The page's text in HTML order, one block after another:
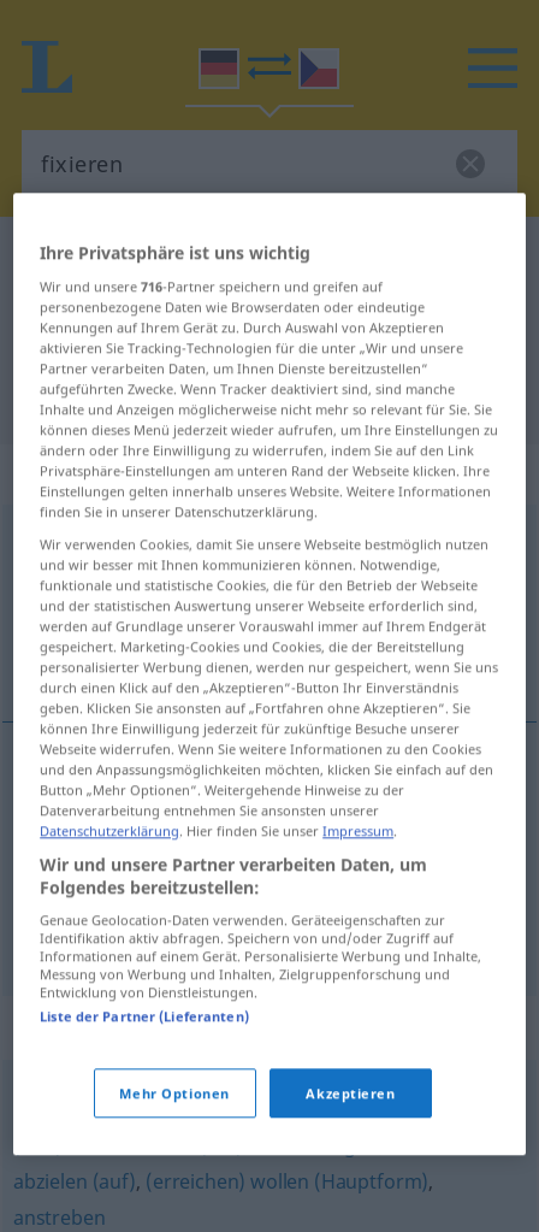
Deutsch-Tschechisch Wörterbuch
Deutsch-Tschechisch Übersetzung
für "fixieren"
"fixieren" Tschechisch Übersetzung
„fixieren“
fixieren <ohnege;haben>
Übersicht aller Übersetzungen
(Für mehr Details die Übersetzung anklicken/antippen)
upevňovat, stanovovat, ustalovat
upevňovat<-nit> fixierenbefestigen
stanovovat<-novit> festlegen
ustalovat<ustálit> fixieren
Synonyme für "fixieren"
vorhaben anpeilen bezwecken (zu tun) gedenken
abzielen (auf), (erreichen) wollen (Hauptform),
anstreben
Ihre Privatsphäre ist uns wichtig
Wir und unsere716-Partner speichern und greifen auf
personenbezogene Daten wie Browserdaten oder eindeutige
Kennungen auf Ihrem Gerät zu. Durch Auswahl von Akzeptieren
aktivieren Sie Tracking-Technologien für die unter „Wir und unsere
Partner verarbeiten Daten, um Ihnen Dienste bereitzustellen“
aufgeführten Zwecke. Wenn Tracker deaktiviert sind, sind manche
Inhalte und Anzeigen möglicherweise nicht mehr so relevant für Sie. Sie
können dieses Menü jederzeit wieder aufrufen, um Ihre Einstellungen zu
ändern oder Ihre Einwilligung zu widerrufen, indem Sie auf den Link
Privatsphäre-Einstellungen am unteren Rand der Webseite klicken. Ihre
Einstellungen gelten innerhalb unseres Website. Weitere Informationen
finden Sie in unserer Datenschutzerklärung.
Wir verwenden Cookies, damit Sie unsere Webseite bestmöglich nutzen
und wir besser mit Ihnen kommunizieren können. Notwendige,
funktionale und statistische Cookies, die für den Betrieb der Webseite
und der statistischen Auswertung unserer Webseite erforderlich sind,
werden auf Grundlage unserer Vorauswahl immer auf Ihrem Endgerät
gespeichert. Marketing-Cookies und Cookies, die der Bereitstellung
personalisierter Werbung dienen, werden nur gespeichert, wenn Sie uns
durch einen Klick auf den „Akzeptieren“-Button Ihr Einverständnis
geben. Klicken Sie ansonsten auf „Fortfahren ohne Akzeptieren“. Sie
können Ihre Einwilligung jederzeit für zukünftige Besuche unserer
Webseite widerrufen. Wenn Sie weitere Informationen zu den Cookies
und den Anpassungsmöglichkeiten möchten, klicken Sie einfach auf den
Button „Mehr Optionen“. Weitergehende Hinweise zu der
Datenverarbeitung entnehmen Sie ansonsten unserer
Datenschutzerklärung. Hier finden Sie unserImpressum.
Wir und unsere Partner verarbeiten Daten, um
Folgendes bereitzustellen:
Genaue Geolocation-Daten verwenden. Geräteeigenschaften zur
Identifikation aktiv abfragen. Speichern von und/oder Zugriff auf
Informationen auf einem Gerät. Personalisierte Werbung und Inhalte,
Messung von Werbung und Inhalten, Zielgruppenforschung und
Entwicklung von Dienstleistungen.
Liste der Partner (Lieferanten)
Mehr Optionen Akzeptieren